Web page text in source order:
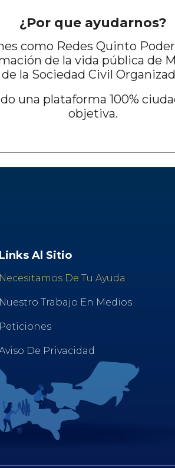
¿Por que ayudarnos?
como Redes Quinto
de la vida pública de
de la Sociedad Civil
una plataforma 100%
objetiva.
Links Al Sitio
Necesitamos De Tu Ayuda
Nuestro Trabajo En Medios
Peticiones
De Privacidad